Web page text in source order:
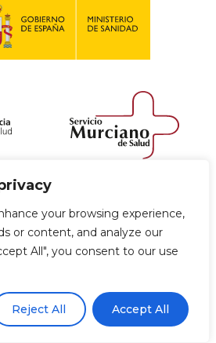
your browsing experience,
or content, and analyze our
All", you consent to our use
Reject All Accept All
envío y devoluciones
Uso de cookies
de Accesibilidad